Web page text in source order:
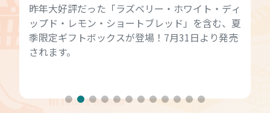
昨年大好評だった「ラズベリー・ホワイト・ディ
ップド・レモン・ショートブレッド」を含む、夏
季限定ギフトボックスが登場！7月31日より発売
されます。